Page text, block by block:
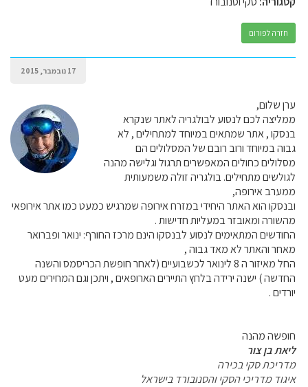
חזרה לפורום
17 נובמבר, 2015
ערן שלום,
ממליצה לכם לנסוע לבולגריה לאתר שנקרא
בנסקו , אתר שמתאים במיוחד למתחילים , לא
גבוה במיוחד ורוב רובם של המסלולים הם
מסלולים כחולים המאפשרים תרגול וגלישה מהנה
לגולשים מתחילים. בולגריה זולה משמעותית
ממערב אירופה,
ובנסקו הוא האתר היחידי במזרח אירופה שמרגיש כמעט כמו אתר אירופאי
מהשורה ומאובזר במעליות חדישות .
החודשים המתאימים לנסוע לבנסקו הינם מרכז החורף: ינואר ופברואר
מאחר והאתר לא מאד גבוה ,
החל מאיזור ה 8 לינואר לכשבועיים (לאחר חופשת הכריסמס והשנה
החדשה ) ישנה ירידה בלחץ התיירים הארופאים , ויתכן וגם המחירים מעט
יורדים .
חופשה מהנה
ליאת בן צור
מדריכת סקי בכירה
איגוד מדריכי הסקי והסנובורד בישראל